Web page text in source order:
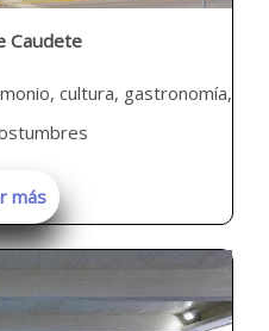
Caudete
cultura, gastronomía,
más